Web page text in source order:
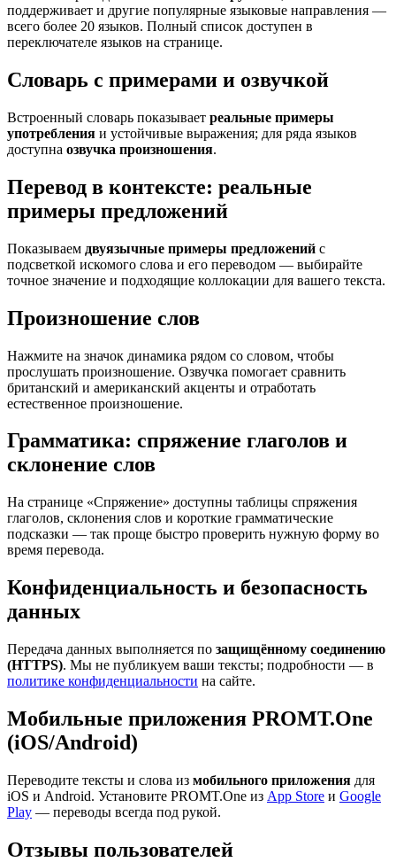
поддерживает и другие популярные языковые направления —
всего более 20 языков. Полный список доступен в
переключателе языков на странице.
Словарь с примерами и озвучкой
Встроенный словарь показывает реальные примеры
употребления и устойчивые выражения; для ряда языков
доступна озвучка произношения.
Перевод в контексте: реальные
примеры предложений
Показываем двуязычные примеры предложений с
подсветкой искомого слова и его переводом — выбирайте
точное значение и подходящие коллокации для вашего текста.
Произношение слов
Нажмите на значок динамика рядом со словом, чтобы
прослушать произношение. Озвучка помогает сравнить
британский и американский акценты и отработать
естественное произношение.
Грамматика: спряжение глаголов и
склонение слов
На странице «Спряжение» доступны таблицы спряжения
глаголов, склонения слов и короткие грамматические
подсказки — так проще быстро проверить нужную форму во
время перевода.
Конфиденциальность и безопасность
данных
Передача данных выполняется по защищённому соединению
(HTTPS). Мы не публикуем ваши тексты; подробности — в
политике конфиденциальности на сайте.
Мобильные приложения PROMT.One
(iOS/Android)
Переводите тексты и слова из мобильного приложения для
iOS и Android. Установите PROMT.One из App Store и Google
Play — переводы всегда под рукой.
Отзывы пользователей